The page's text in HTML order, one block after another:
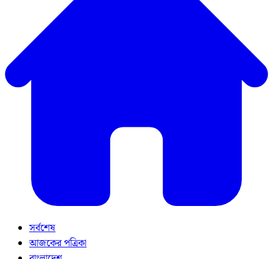
সর্বশেষ
আজকের পত্রিকা